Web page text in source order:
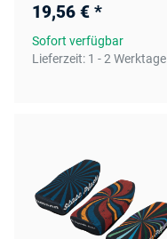
19,56 € *
Sofort verfügbar
Lieferzeit: 1 - 2 Werktage